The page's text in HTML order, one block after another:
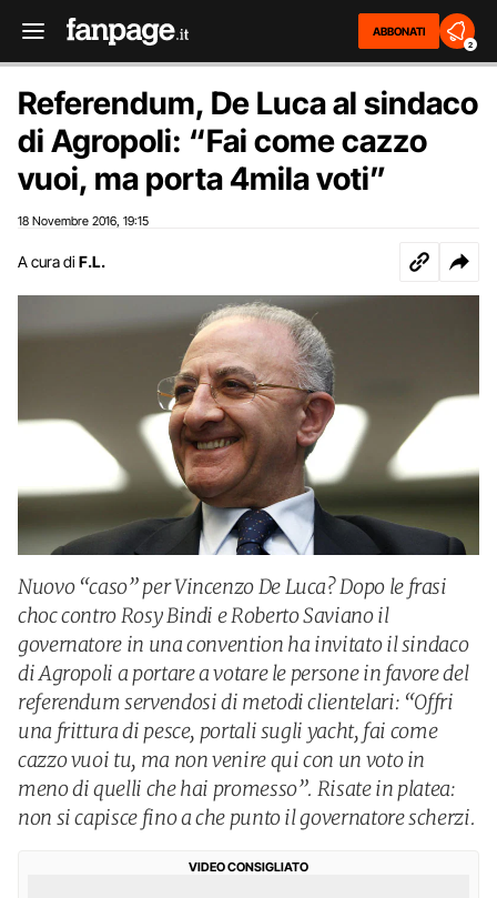
ABBONATI
2
Referendum, De Luca al sindaco
di Agropoli: “Fai come cazzo
vuoi, ma porta 4mila voti”
18 Novembre 2016 19:15
A cura di F.L.
Nuovo “caso” per Vincenzo De Luca? Dopo le frasi
choc contro Rosy Bindi e Roberto Saviano il
governatore in una convention ha invitato il sindaco
di Agropoli a portare a votare le persone in favore del
referendum servendosi di metodi clientelari: “Offri
una frittura di pesce, portali sugli yacht, fai come
cazzo vuoi tu, ma non venire qui con un voto in
meno di quelli che hai promesso”. Risate in platea:
non si capisce fino a che punto il governatore scherzi.
VIDEO CONSIGLIATO